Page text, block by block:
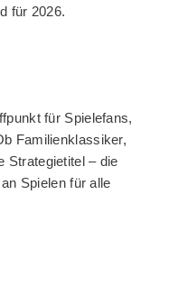
für 2026.
für Spielefans,
Familienklassiker,
Strategietitel – die
Spielen für alle